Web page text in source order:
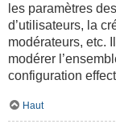
les paramètres
d’utilisateurs, la
modérateurs, etc.
modérer
configuration
Haut